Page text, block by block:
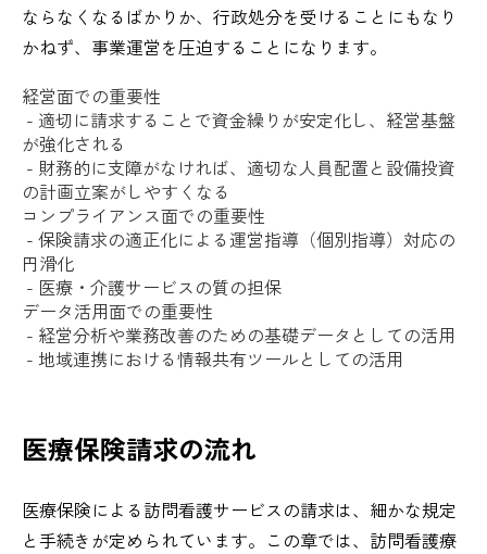
ならなくなるばかりか、行政処分を受けることにもなり
かねず、事業運営を圧迫することになります。
経営面での重要性
- 適切に請求することで資金繰りが安定化し、経営基盤
が強化される
- 財務的に支障がなければ、適切な人員配置と設備投資
の計画立案がしやすくなる
コンプライアンス面での重要性
- 保険請求の適正化による運営指導（個別指導）対応の
円滑化
- 医療・介護サービスの質の担保
データ活用面での重要性
- 経営分析や業務改善のための基礎データとしての活用
- 地域連携における情報共有ツールとしての活用
医療保険請求の流れ
医療保険による訪問看護サービスの請求は、細かな規定
と手続きが定められています。この章では、訪問看護療